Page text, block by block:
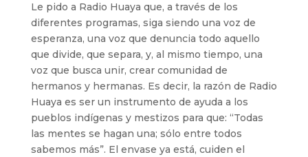
Le pido a Radio Huaya que, a través de los
diferentes programas, siga siendo una voz de
esperanza, una voz que denuncia todo aquello
que divide, que separa, y, al mismo tiempo, una
voz que busca unir, crear comunidad de
hermanos y hermanas. Es decir, la razón de Radio
Huaya es ser un instrumento de ayuda a los
pueblos indígenas y mestizos para que: “Todas
las mentes se hagan una; sólo entre todos
sabemos más”. El envase ya está, cuiden el